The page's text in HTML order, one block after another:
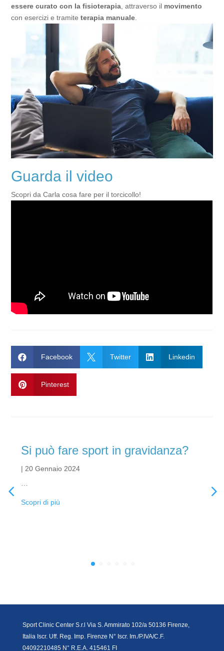
essere curato con la fisioterapia , attraverso il movimento
con esercizi e tramiteterapia manuale
Guarda il video
Scopri da Carla cosa fare per il torcicollo!
 Facebook  Twitter  Linkedin
 Pinterest
Si può fare sport in gravidanza?
| 20 Gennaio 2024
Scopri di più
Sport Clinic Center S.r.l Via S. Ammirato 102/a 50136 Firenze,
Italia Iscr. Uff. Reg. Imp. Firenze N° Iscr. Im./P.IVA/C.F.
04092210485 N° R.E.A. 415461 FI